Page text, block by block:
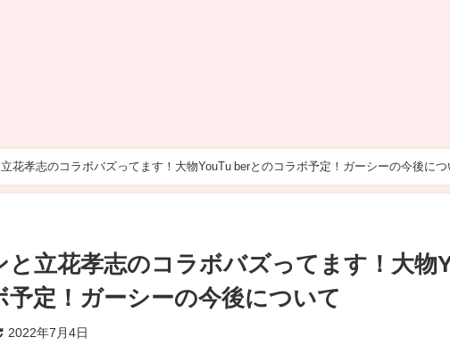
花孝志のコラボバズってます！大物YouTu berとのコラボ予定！ガーシーの今後につ
と立花孝志のコラボバズってます！大物
予定！ガーシーの今後について
2022年7月4日